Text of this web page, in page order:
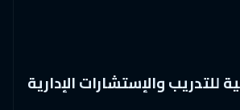
للتدريب والإستشارات الإدارية